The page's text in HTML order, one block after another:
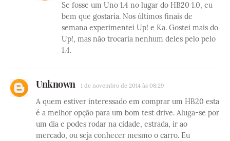
Se fosse um Uno 1.4 no lugar do HB20 1.0, eu
bem que gostaria. Nos últimos finais de
semana experimentei Up! e Ka. Gostei mais do
Up!, mas não trocaria nenhum deles pelo pelo
1.4.
Unknown 1 de novembro de 2014 às 08:29
A quem estiver interessado em comprar um HB20 esta
é a melhor opção para um bom test drive. Aluga-se por
um dia e podes rodar na cidade, estrada, ir ao
mercado, ou seja conhecer mesmo o carro. Eu